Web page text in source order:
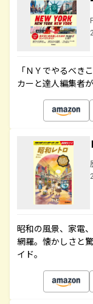
「ＮＹでやるべき
カーと達人編集者
昭和の風景、家電
網羅。懐かしさと
イド。